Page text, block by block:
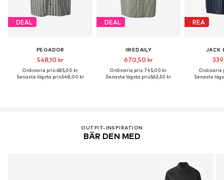
DEAL
PEGADOR
548,10 kr
Ordinarie pris: 685,00 kr
Senaste lägsta pris:548,00 kr
DEAL
IRIEDAILY
670,50 kr
Ordinarie pris: 745,00 kr
Senaste lägsta pris:562,50 kr
REA
JACK
Ordinarie
Senaste
OUTFIT-INSPIRATION
BÄR DEN MED